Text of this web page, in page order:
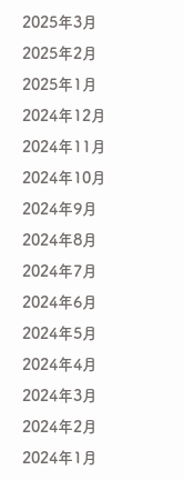
2025年3月
2025年2月
2025年1月
2024年12月
2024年11月
2024年10月
2024年9月
2024年8月
2024年7月
2024年6月
2024年5月
2024年4月
2024年3月
2024年2月
2024年1月